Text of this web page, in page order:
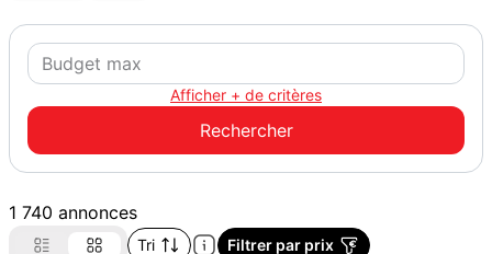
Afficher + de critères
1 740 annonces
Tri Filtrer par prix